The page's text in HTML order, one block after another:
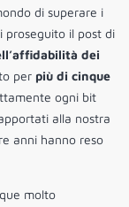
di superare i
proseguito il post di
dei
per più di cinque
ogni bit
alla nostra
anni hanno reso
molto